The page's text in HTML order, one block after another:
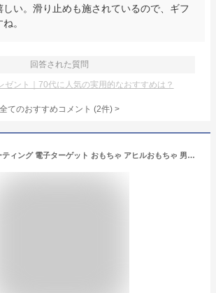
しい。滑り止めも施されているので、ギフ
。
回答された質問
ゼント｜70代に人気の実用的なおすすめは？
全てのおすすめコメント (2件) >
的あて シューティング 電子ターゲット おもちゃ アヒルおもちゃ 男の子 室内ゲーム 子供 効果音 スポンジ弾 射撃ターゲット スポーツトイ 室内遊び 液晶ディスプレイ付き プレゼント 小学生 親子ゲーム 誕生日